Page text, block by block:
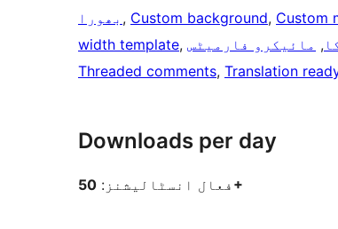
بھورا , Custom background, Custom
width template, ,
Threaded comments, Translation
Downloads per day
فعال انسٹالیشنز: 50+